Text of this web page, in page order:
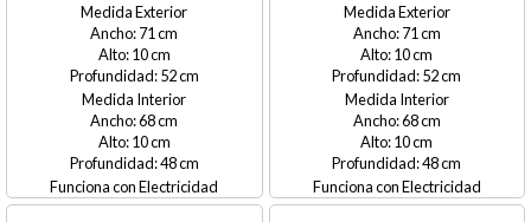
Medida Exterior
71
10
52
Medida Interior
68
10
48
Electricidad
Medida Exterior
71
10
52
Medida Interior
68
10
48
Electricidad